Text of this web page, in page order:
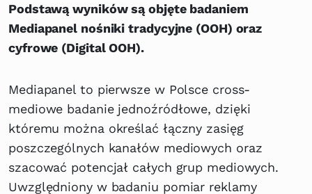
Podstawą wyników są objęte badaniem
Mediapanel nośniki tradycyjne (OOH) oraz
cyfrowe (Digital OOH).
Mediapanel to pierwsze w Polsce cross-
mediowe badanie jednoźródłowe, dzięki
któremu można określać łączny zasięg
poszczególnych kanałów mediowych oraz
szacować potencjał całych grup mediowych.
Uwzględniony w badaniu pomiar reklamy